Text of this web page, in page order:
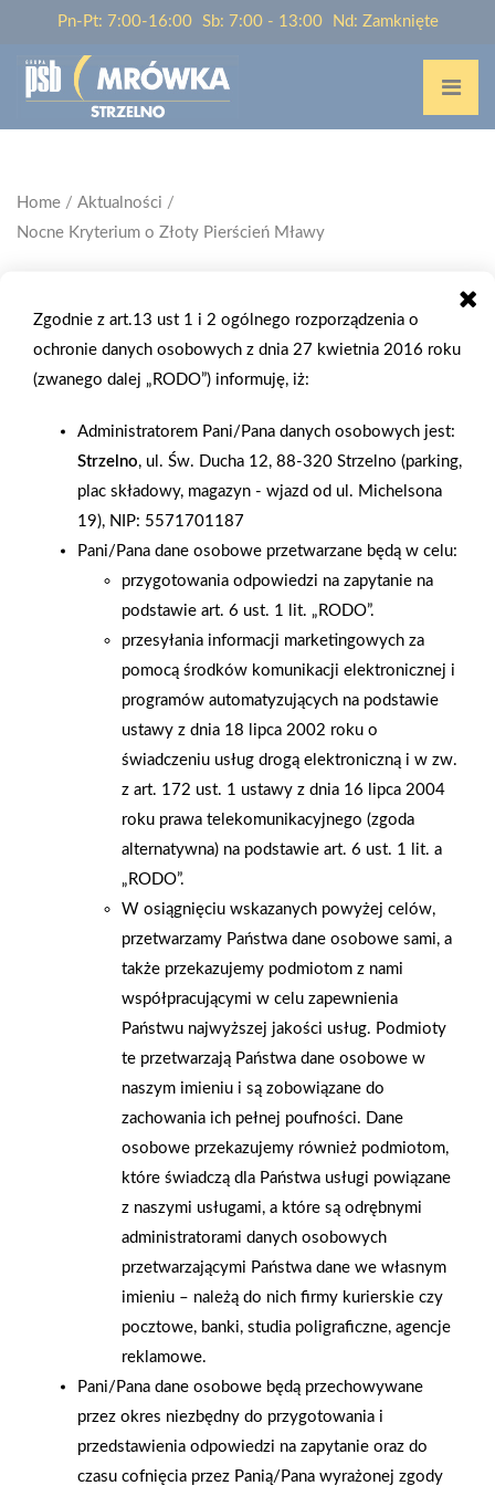
Pn-Pt: 7:00-16:00 Sb: 7:00 - 13:00 Nd: Zamknięte
Home / Aktualności /
Nocne Kryterium o Złoty Pierścień Mławy
2005-07-13
NOCNE KRYTERIUM O ZŁOTY PIERŚCIEŃ
MŁAWY
Z drurżyny kolarskiej PSB-Atlas-Orbea, Daniej Czajkowski
powtórzył sukces sprzed roku i wygrał 14 lipca 2005 r. II
Nocne Kryterium o Złoty Pierścień Mławy, a 3 miejsce zajął
AKTUALNOŚCI
2026-01-15
Grupa PSB Handel S.A.
gra z WOŚP. Powstała
firmowa eSkarbonka na
rzecz gastroenterologii
dziecięcej
2026-01-12
Zacisze S.A. dołącza do
Grupy PSB. Sieć kończy
rok strategicznym
otwarciem po
rebrandingu
Zgodnie z art.13 ust 1 i 2 ogólnego rozporządzenia o
ochronie danych osobowych z dnia 27 kwietnia 2016 roku
(zwanego dalej „RODO”) informuję, iż:
Administratorem Pani/Pana danych osobowych jest:
Strzelno, ul. Św. Ducha 12, 88-320 Strzelno (parking,
plac składowy, magazyn - wjazd od ul. Michelsona
19), NIP: 5571701187
Pani/Pana dane osobowe przetwarzane będą w celu:
przygotowania odpowiedzi na zapytanie na
podstawie art. 6 ust. 1 lit. „RODO”.
przesyłania informacji marketingowych za
pomocą środków komunikacji elektronicznej i
programów automatyzujących na podstawie
ustawy z dnia 18 lipca 2002 roku o
świadczeniu usług drogą elektroniczną i w zw.
z art. 172 ust. 1 ustawy z dnia 16 lipca 2004
roku prawa telekomunikacyjnego (zgoda
alternatywna) na podstawie art. 6 ust. 1 lit. a
„RODO”.
W osiągnięciu wskazanych powyżej celów,
przetwarzamy Państwa dane osobowe sami, a
także przekazujemy podmiotom z nami
współpracującymi w celu zapewnienia
Państwu najwyższej jakości usług. Podmioty
te przetwarzają Państwa dane osobowe w
naszym imieniu i są zobowiązane do
zachowania ich pełnej poufności. Dane
osobowe przekazujemy również podmiotom,
które świadczą dla Państwa usługi powiązane
z naszymi usługami, a które są odrębnymi
administratorami danych osobowych
przetwarzającymi Państwa dane we własnym
imieniu – należą do nich firmy kurierskie czy
pocztowe, banki, studia poligraficzne, agencje
reklamowe.
Pani/Pana dane osobowe będą przechowywane
przez okres niezbędny do przygotowania i
przedstawienia odpowiedzi na zapytanie oraz do
czasu cofnięcia przez Panią/Pana wyrażonej zgody